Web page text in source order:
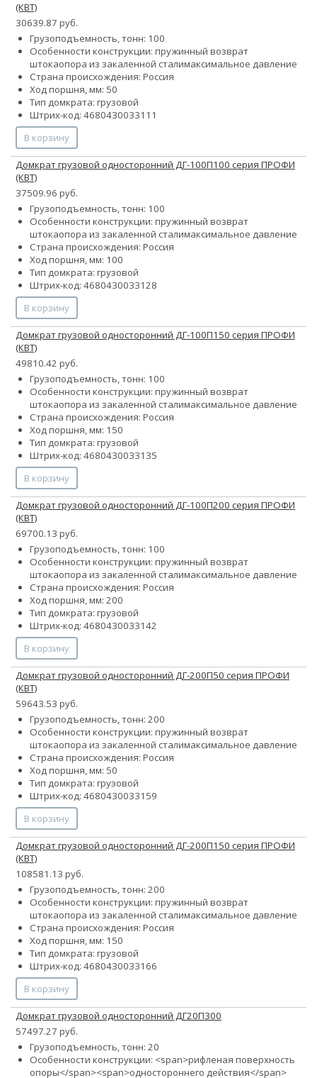
(КВТ)
30639.87 руб.
Грузоподъемность, тонн: 100
Особенности конструкции: пружинный возврат
штокаопора из закаленной сталимаксимальное давление
Страна происхождения: Россия
Ход поршня, мм: 50
Тип домкрата: грузовой
Штрих-код: 4680430033111
В корзину
Домкрат грузовой односторонний ДГ-100П100 серия ПРОФИ
(КВТ)
37509.96 руб.
Грузоподъемность, тонн: 100
Особенности конструкции: пружинный возврат
штокаопора из закаленной сталимаксимальное давление
Страна происхождения: Россия
Ход поршня, мм: 100
Тип домкрата: грузовой
Штрих-код: 4680430033128
В корзину
Домкрат грузовой односторонний ДГ-100П150 серия ПРОФИ
(КВТ)
49810.42 руб.
Грузоподъемность, тонн: 100
Особенности конструкции: пружинный возврат
штокаопора из закаленной сталимаксимальное давление
Страна происхождения: Россия
Ход поршня, мм: 150
Тип домкрата: грузовой
Штрих-код: 4680430033135
В корзину
Домкрат грузовой односторонний ДГ-100П200 серия ПРОФИ
(КВТ)
69700.13 руб.
Грузоподъемность, тонн: 100
Особенности конструкции: пружинный возврат
штокаопора из закаленной сталимаксимальное давление
Страна происхождения: Россия
Ход поршня, мм: 200
Тип домкрата: грузовой
Штрих-код: 4680430033142
В корзину
Домкрат грузовой односторонний ДГ-200П50 серия ПРОФИ
(КВТ)
59643.53 руб.
Грузоподъемность, тонн: 200
Особенности конструкции: пружинный возврат
штокаопора из закаленной сталимаксимальное давление
Страна происхождения: Россия
Ход поршня, мм: 50
Тип домкрата: грузовой
Штрих-код: 4680430033159
В корзину
Домкрат грузовой односторонний ДГ-200П150 серия ПРОФИ
(КВТ)
108581.13 руб.
Грузоподъемность, тонн: 200
Особенности конструкции: пружинный возврат
штокаопора из закаленной сталимаксимальное давление
Страна происхождения: Россия
Ход поршня, мм: 150
Тип домкрата: грузовой
Штрих-код: 4680430033166
В корзину
Домкрат грузовой односторонний ДГ20П300
57497.27 руб.
Грузоподъемность, тонн: 20
Особенности конструкции: <span>рифленая поверхность
опоры</span><span>одностороннего действия</span>